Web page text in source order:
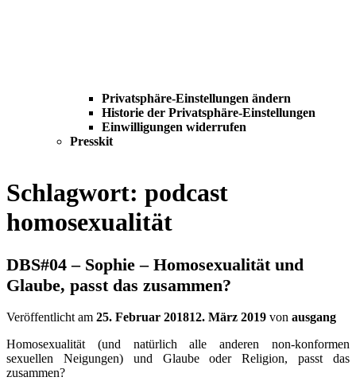
Privatsphäre-Einstellungen ändern
Historie der Privatsphäre-Einstellungen
Einwilligungen widerrufen
Presskit
Schlagwort: podcast
homosexualität
DBS#04 – Sophie – Homosexualität und
Glaube, passt das zusammen?
Veröffentlicht am 25. Februar 201812. März 2019 von ausgang
Homosexualität (und natürlich alle anderen non-konformen
sexuellen Neigungen) und Glaube oder Religion, passt das
zusammen?